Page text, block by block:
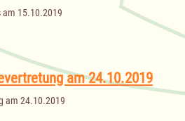
am 15.10.2019
am 24.10.2019
am 24.10.2019